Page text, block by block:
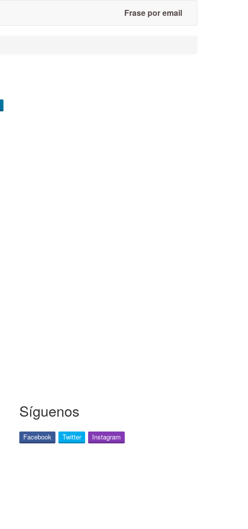
Frase por email
Síguenos
Facebook Twitter Instagram